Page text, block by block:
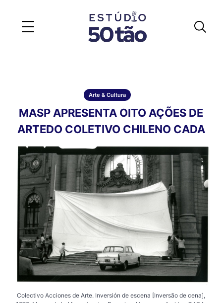
Arte & Cultura
MASP APRESENTA OITO AÇÕES DE
ARTEDO COLETIVO CHILENO CADA
Colectivo Acciones de Arte. Inversión de escena [Inversão de cena],